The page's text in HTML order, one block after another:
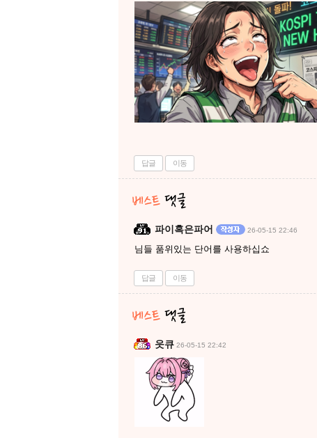
답글 이동
파이혹은파어 26-05-15 22:46
님들 품위있는 단어를 사용하십쇼
답글 이동
읏큐 26-05-15 22:42